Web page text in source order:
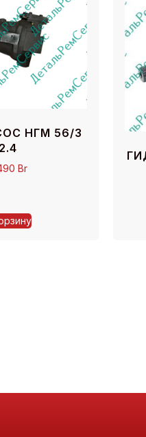
НГМ 56/3
2.4
Br